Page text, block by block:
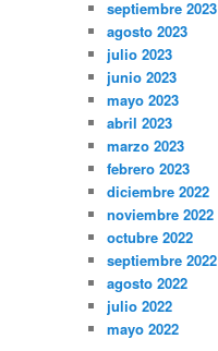
septiembre 2023
agosto 2023
julio 2023
junio 2023
mayo 2023
abril 2023
marzo 2023
febrero 2023
diciembre 2022
noviembre 2022
octubre 2022
septiembre 2022
agosto 2022
julio 2022
mayo 2022